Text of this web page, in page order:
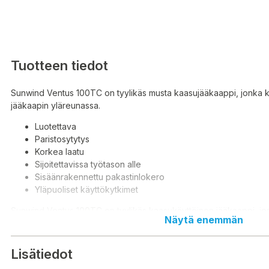
Tuotteen tiedot
Sunwind Ventus 100TC on tyylikäs musta kaasujääkaappi, jonka
jääkaapin yläreunassa.
Luotettava
Paristosytytys
Korkea laatu
Sijoitettavissa työtason alle
Sisäänrakennettu pakastinlokero
Yläpuoliset käyttökytkimet
kriteereinä ovat olleet laatu, käyttöturvallisuus ja muotoilu.
puhtaan tyylikkäisiin linjoihin ja eleganttiin ulkönäköön, jonka
soveltuu useimpiin ympäristöihin varsin mainosti. Tässä
erillinen 10 litran pakastelokero jonka luukun saranoinnin ansiosta
Näytä enemmän
Lisätiedot